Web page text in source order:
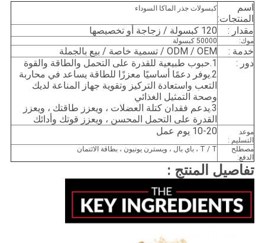
كبسولات جذر الماكا السوداء
: 120 كبسولة / زجاجة أو تخصيصها
50000 كبسولة
:
ODM / OEM / تسمية خاصة / بيع بالجملة
:
حبوب طبيعية للقدرة على التحمل والطاقة والقوة
يوفر دعمًا أساسيًا معززًا للطاقة يساعد في محاربة
التعب واستعادة التركيز وتقوية جهاز المناعة لديك
وصحة التمثيل الغذائي
يدعم فقدان كتلة العضلات ، ويعزز طاقتك ، ويعزز
القدرة على التحمل المحسن ، ويعزز قوتك وأدائك
:
10-20 يوم عمل
T / T ، باي بال ، ويسترن يونيون ، بطاقة الائتمان
المنتج :